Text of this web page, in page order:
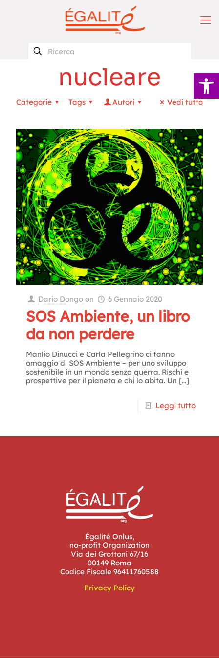
Apri la
nucleare
Categorie Tags Autori Vedi tutto
Dario Dongo on 6 Gennaio 2020
SOS Ambiente, un libro
da non perdere
Manlio Dinucci e Carla Pellegrino ci fanno
omaggio di SOS Ambiente – per uno sviluppo
sostenibile in un mondo senza guerra. Rischi e
prospettive per il pianeta e chi lo abita. Un […]
Leggi tutto
Égalité Onlus,
no-profit Organization
Via dei Grottoni 67/16
00149 Roma
Codice Fiscale 96411760588
Privacy Policy